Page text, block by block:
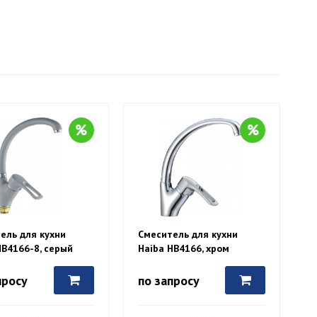
для кухни
8, серый
Смеситель для кухни
Haiba HB4166, хром
по запросу